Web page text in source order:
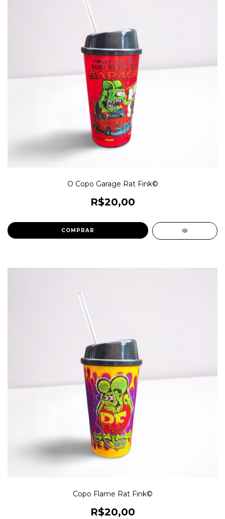
O Copo Garage Rat Fink©
R$20,00
Copo Flame Rat Fink©
R$20,00